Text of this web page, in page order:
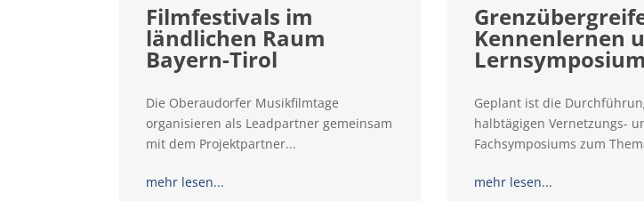
Filmfestivals im
ländlichen Raum
Bayern-Tirol
Die Oberaudorfer Musikfilmtage
organisieren als Leadpartner gemeinsam
mit dem Projektpartner...
mehr lesen...
Kennenlernen
Geplant ist die
halbtägigen Vernetzungs-
Fachsymposiums zum
mehr lesen...